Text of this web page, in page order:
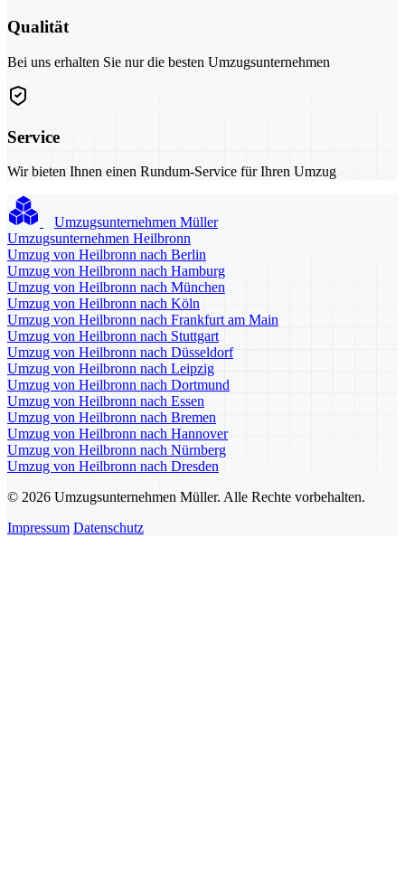
Qualität
Bei uns erhalten Sie nur die besten Umzugsunternehmen
Service
Wir bieten Ihnen einen Rundum-Service für Ihren Umzug
Umzugsunternehmen Müller
Umzugsunternehmen Heilbronn
Umzug von Heilbronn nach Berlin
Umzug von Heilbronn nach Hamburg
Umzug von Heilbronn nach München
Umzug von Heilbronn nach Köln
Umzug von Heilbronn nach Frankfurt am Main
Umzug von Heilbronn nach Stuttgart
Umzug von Heilbronn nach Düsseldorf
Umzug von Heilbronn nach Leipzig
Umzug von Heilbronn nach Dortmund
Umzug von Heilbronn nach Essen
Umzug von Heilbronn nach Bremen
Umzug von Heilbronn nach Hannover
Umzug von Heilbronn nach Nürnberg
Umzug von Heilbronn nach Dresden
© 2026 Umzugsunternehmen Müller. Alle Rechte vorbehalten.
Impressum Datenschutz